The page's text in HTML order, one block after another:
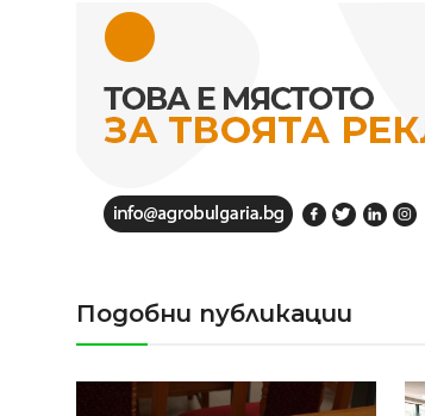
Подобни публикации